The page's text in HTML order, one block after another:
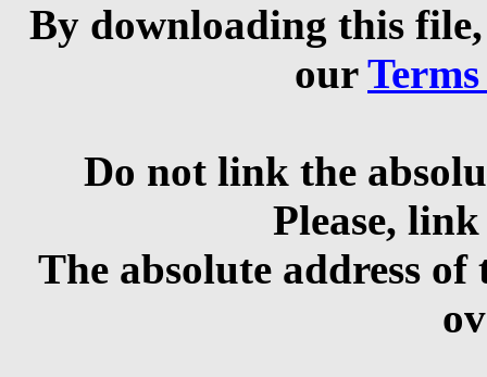
By downloading this
our
Do not link the
Please,
The absolute address